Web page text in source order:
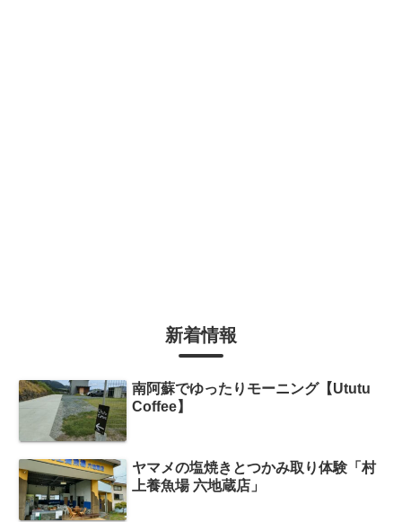
新着情報
南阿蘇でゆったりモーニング【Ututu
Coffee】
ヤマメの塩焼きとつかみ取り体験「村
上養魚場 六地蔵店」